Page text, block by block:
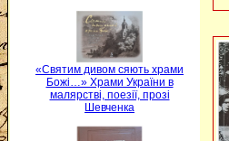
«Святим дивом сяють храми
Божі…» Храми України в
малярстві, поезії, прозі
Шевченка